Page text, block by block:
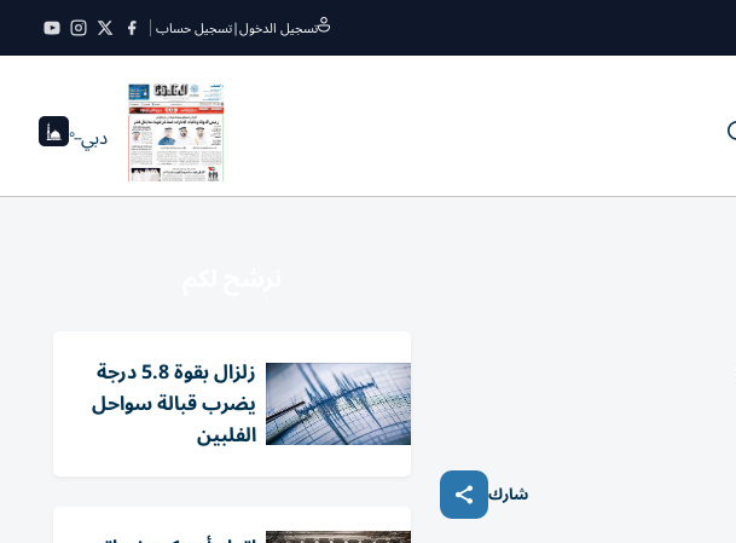
تسجيل الدخول|تسجيل حساب
دبي--°
شارك
زلزال بقوة 5.8 درجة
يضرب قبالة سواحل
الفلبين